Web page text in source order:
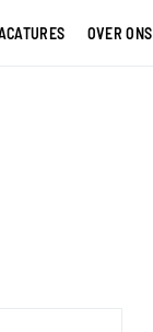
OVER ONS